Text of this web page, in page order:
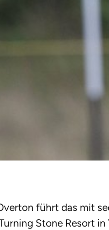
führt das mit
Stone Resort